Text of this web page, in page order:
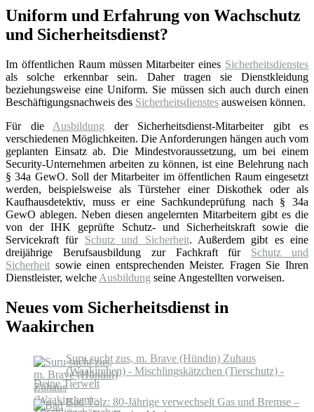
Uniform und Erfahrung von Wachschutz
und Sicherheitsdienst?
Im öffentlichen Raum müssen Mitarbeiter eines Sicherheitsdienstes
als solche erkennbar sein. Daher tragen sie Dienstkleidung
beziehungsweise eine Uniform. Sie müssen sich auch durch einen
Beschäftigungsnachweis des Sicherheitsdienstes ausweisen können.
Für die Ausbildung der Sicherheitsdienst-Mitarbeiter gibt es
verschiedenen Möglichkeiten. Die Anforderungen hängen auch vom
geplanten Einsatz ab. Die Mindestvoraussetzung, um bei einem
Security-Unternehmen arbeiten zu können, ist eine Belehrung nach
§ 34a GewO. Soll der Mitarbeiter im öffentlichen Raum eingesetzt
werden, beispielsweise als Türsteher einer Diskothek oder als
Kaufhausdetektiv, muss er eine Sachkundeprüfung nach § 34a
GewO ablegen. Neben diesen angelernten Mitarbeitern gibt es die
von der IHK geprüfte Schutz- und Sicherheitskraft sowie die
Servicekraft für Schutz und Sicherheit. Außerdem gibt es eine
dreijährige Berufsausbildung zur Fachkraft für Schutz und
Sicherheit sowie einen entsprechenden Meister. Fragen Sie Ihren
Dienstleister, welche Ausbildung seine Angestellten vorweisen.
Neues vom Sicherheitsdienst in
Waakirchen
Suru sucht zus, m. Brave (Hündin) Zuhaus
(Waakirchen) - Mischlingskätzchen (Tierschutz) -
Deine Tierwelt
Bad Tölz: 80-Jährige verwechselt Gas und Bremse –